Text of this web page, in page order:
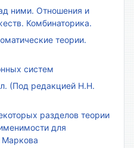
ними. Отношения и
Комбинаторика.
теории.
систем
(Под редакцией Н.Н.
разделов теории
для